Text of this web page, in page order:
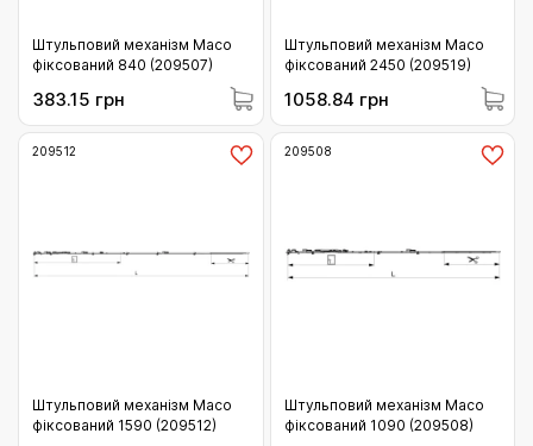
Штульповий механізм Maco
фіксований 840 (209507)
383.15 грн
Штульповий механізм Maco
фіксований 2450 (209519)
1058.84 грн
209512
Штульповий механізм Maco
фіксований 1590 (209512)
209508
Штульповий механізм Maco
фіксований 1090 (209508)